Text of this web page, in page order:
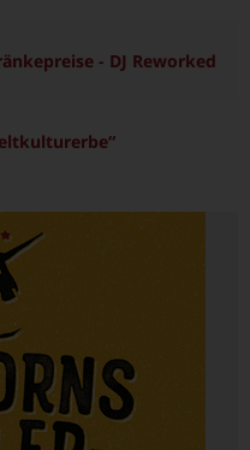
- DJ Reworked